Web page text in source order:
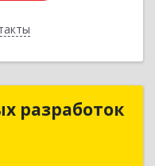
разработок
разработок